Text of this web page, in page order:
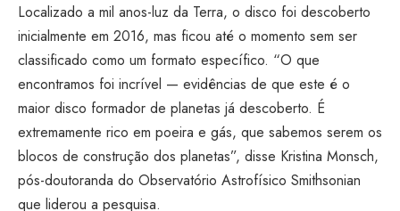
Localizado a mil anos-luz da Terra, o disco foi descoberto
inicialmente em 2016, mas ficou até o momento sem ser
classificado como um formato específico. “O que
encontramos foi incrível — evidências de que este é o
maior disco formador de planetas já descoberto. É
extremamente rico em poeira e gás, que sabemos serem os
blocos de construção dos planetas”, disse Kristina Monsch,
pós-doutoranda do Observatório Astrofísico Smithsonian
que liderou a pesquisa.